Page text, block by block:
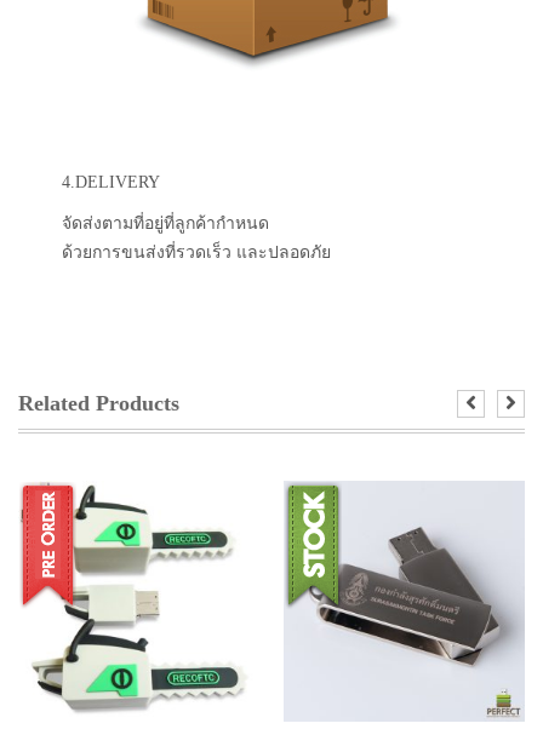
4.DELIVERY
จัดส่งตามที่อยู่ที่ลูกค้ากำหนด
ด้วยการขนส่งที่รวดเร็ว และปลอดภัย
Related Products